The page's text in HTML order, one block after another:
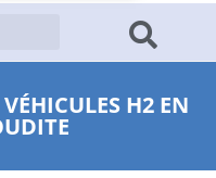
H2 EN